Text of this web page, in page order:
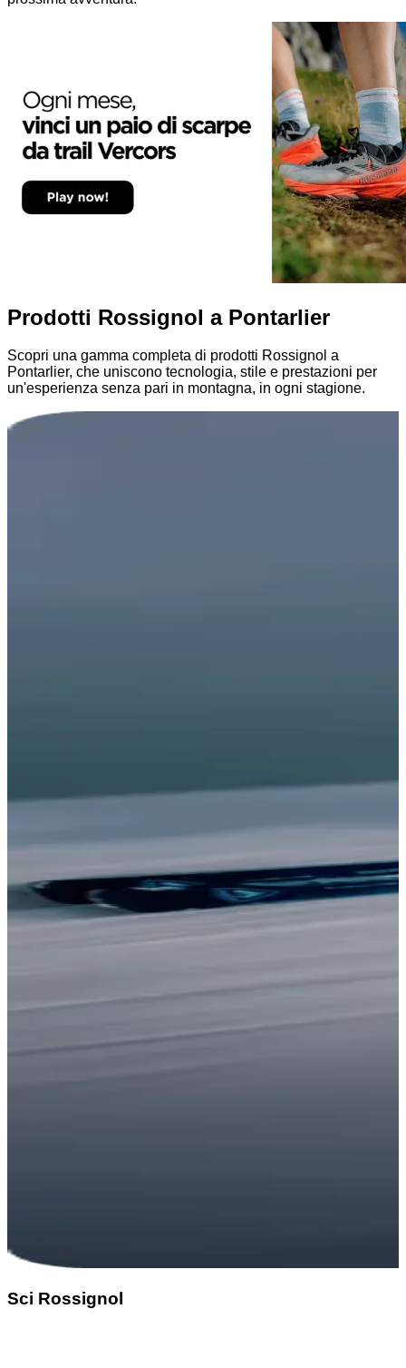
Prodotti Rossignol a Pontarlier
Scopri una gamma completa di prodotti Rossignol a
Pontarlier, che uniscono tecnologia, stile e prestazioni per
un'esperienza senza pari in montagna, in ogni stagione.
Sci Rossignol